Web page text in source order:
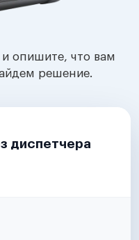
опишите, что вам
решение.
диспетчера